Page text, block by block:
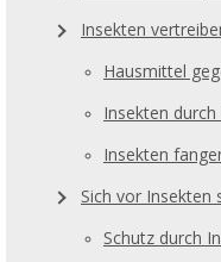
Insekten
Hausmittel
Insekten
Insekten
Sich vor Insekten
Schutz durch